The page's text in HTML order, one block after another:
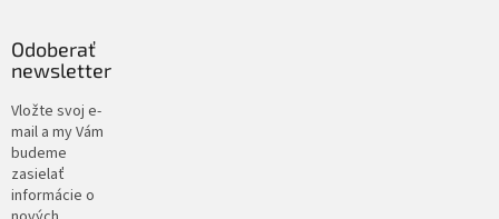
Odoberať
newsletter
Vložte svoj e-
mail a my Vám
budeme
zasielať
informácie o